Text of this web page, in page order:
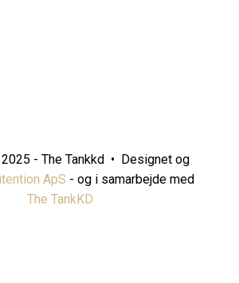
- The Tankkd • Designet og
ApS - og i samarbejde med
The TankKD